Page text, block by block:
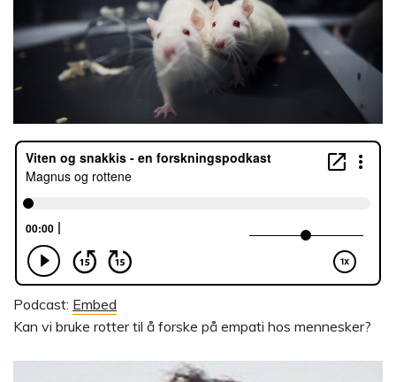
Podcast: Embed
Kan vi bruke rotter til å forske på empati hos mennesker?